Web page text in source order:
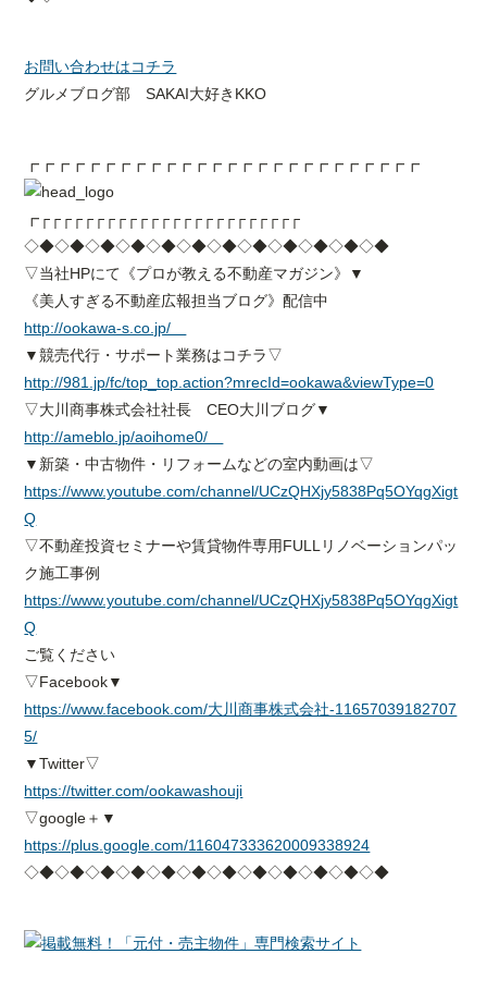
お問い合わせはコチラ
グルメブログ部 SAKAI大好きKKO
┏┏┏┏┏┏┏┏┏┏┏┏┏┏┏┏┏┏┏┏┏┏┏┏┏┏
┏┌┌┌┌┌┌┌┌┌┌┌┌┌┌┌┌┌┌┌┌┌┌┌┌
◇◆◇◆◇◆◇◆◇◆◇◆◇◆◇◆◇◆◇◆◇◆◇◆
▽当社HPにて《プロが教える不動産マガジン》▼
《美人すぎる不動産広報担当ブログ》配信中
http://ookawa-s.co.jp/
▼競売代行・サポート業務はコチラ▽
http://981.jp/fc/top_top.action?mrecId=ookawa&viewType=0
▽大川商事株式会社社長 CEO大川ブログ▼
http://ameblo.jp/aoihome0/
▼新築・中古物件・リフォームなどの室内動画は▽
https://www.youtube.com/channel/UCzQHXjy5838Pq5OYqgXigt
Q
▽不動産投資セミナーや賃貸物件専用FULLリノベーションパッ
ク施工事例
https://www.youtube.com/channel/UCzQHXjy5838Pq5OYqgXigt
Q
ご覧ください
▽Facebook▼
https://www.facebook.com/大川商事株式会社-11657039182707
5/
▼Twitter▽
https://twitter.com/ookawashouji
▽google＋▼
https://plus.google.com/116047333620009338924
◇◆◇◆◇◆◇◆◇◆◇◆◇◆◇◆◇◆◇◆◇◆◇◆